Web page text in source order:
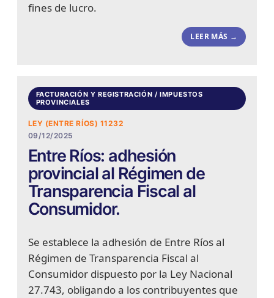
fines de lucro.
LEER MÁS →
FACTURACIÓN Y REGISTRACIÓN / IMPUESTOS
PROVINCIALES
LEY (ENTRE RÍOS) 11232
09/12/2025
Entre Ríos: adhesión
provincial al Régimen de
Transparencia Fiscal al
Consumidor.
Se establece la adhesión de Entre Ríos al
Régimen de Transparencia Fiscal al
Consumidor dispuesto por la Ley Nacional
27.743, obligando a los contribuyentes que